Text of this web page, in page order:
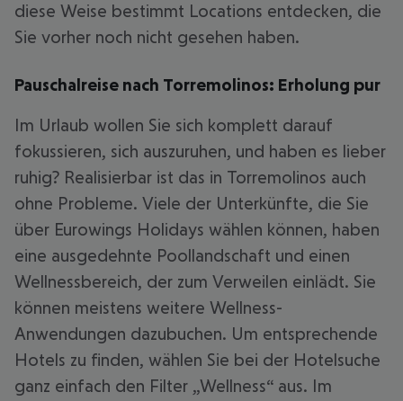
diese Weise bestimmt Locations entdecken, die
Sie vorher noch nicht gesehen haben.
Pauschalreise nach Torremolinos: Erholung pur
Im Urlaub wollen Sie sich komplett darauf
fokussieren, sich auszuruhen, und haben es lieber
ruhig? Realisierbar ist das in Torremolinos auch
ohne Probleme. Viele der Unterkünfte, die Sie
über Eurowings Holidays wählen können, haben
eine ausgedehnte Poollandschaft und einen
Wellnessbereich, der zum Verweilen einlädt. Sie
können meistens weitere Wellness-
Anwendungen dazubuchen. Um entsprechende
Hotels zu finden, wählen Sie bei der Hotelsuche
ganz einfach den Filter „Wellness“ aus. Im